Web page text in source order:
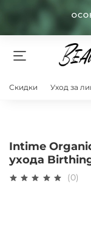
Скидки Уход за
Intime
ухода
(0)